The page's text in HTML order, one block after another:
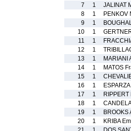
7
1
JALINAT
8
1
PENKOV
9
1
10
1
11
1
12
1
13
1
MARIANI
14
1
MATOS
15
1
16
1
17
1
RIPPERT
18
1
19
1
BROOKS
20
1
KRIBA